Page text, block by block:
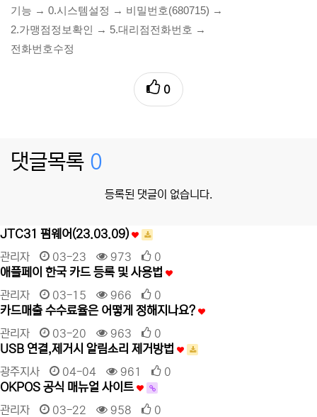
기능 → 0.시스템설정 → 비밀번호(680715) →
2.가맹점정보확인 → 5.대리점전화번호 →
전화번호수정
0
댓글목록 0
등록된 댓글이 없습니다.
JTC31 펌웨어(23.03.09)
관리자 03-23 973 0
애플페이 한국 카드 등록 및 사용법
관리자 03-15 966 0
카드매출 수수료율은 어떻게 정해지나요?
관리자 03-20 963 0
USB 연결,제거시 알림소리 제거방법
광주지사 04-04 961 0
OKPOS 공식 매뉴얼 사이트
관리자 03-22 958 0